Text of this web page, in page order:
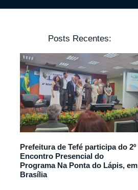
Posts Recentes:
Prefeitura de Tefé participa do 2º
Encontro Presencial do
Programa Na Ponta do Lápis, em
Brasília